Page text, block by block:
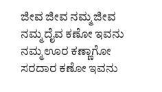
ಜೀವ ಜೀವ ನಮ್ಮ ಜೀವ
ನಮ್ಮ ದೈವ ಕಣೋ ಇವನು
ನಮ್ಮ ಊರ ಕಣ್ಣಾಗೋ
ಸರದಾರ ಕಣೋ ಇವನು